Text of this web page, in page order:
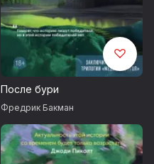
После бури
Фредрик Бакман